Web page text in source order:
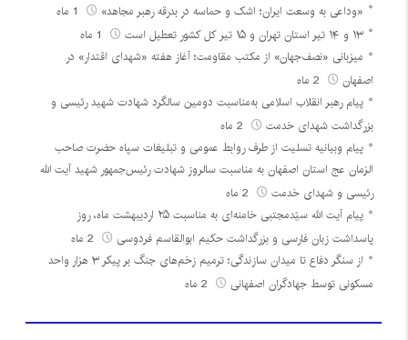
«وداعی به وسعت ایران؛ اشک و حماسه در بدرقه رهبر مجاهد»
۱۳ و ۱۴ تیر استان تهران و ۱۵ تیر کل کشور تعطیل است
میزبانی «نصف‌جهان» از مکتب مقاومت؛ آغاز هفته «شهدای اقتدار» در
اصفهان
پیام رهبر انقلاب اسلامی به‌مناسبت دومین سالگرد شهادت شهید رئیسی و
بزرگداشت شهدای خدمت
پیام وبیانیه تسلیت از طرف روابط عمومی و تبلیغات سپاه حضرت صاحب
الزمان عج استان اصفهان به مناسبت سالروز شهادت رئیس‌جمهور شهید آیت الله
رئیسی و شهدای خدمت
پیام آیت الله سیّدمجتبی خامنه‌ای به مناسبت ۲۵ اردیبهشت ماه، روز
پاسداشت زبان فارسی و بزرگداشت حکیم ابوالقاسم فردوسی
از سنگر دفاع تا میدان سازندگی؛ ترمیم زخم‌های جنگ بر پیکر ۳ هزار واحد
مسکونی توسط جهادگران اصفهانی